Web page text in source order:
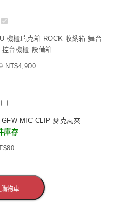
【Gator】
3S
3U
機
克
ROCK
收
納
舞
台
機
櫃
機櫃瑞克箱 ROCK 收納箱 舞台
台機櫃 設備箱
NT$4,900
Gator
GFW-
MIC-
CLIP
夾
MIC-CLIP 麥克風夾
庫存
80
物車